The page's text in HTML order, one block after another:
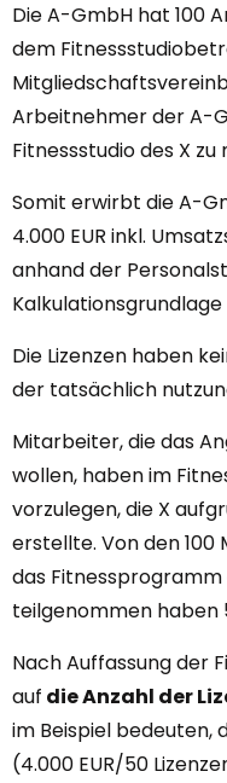
Die A-GmbH hat 100
dem
Arbeitnehmer der A-
Fitnessstudio des X zu
Somit erwirbt die A-
4.000 EUR inkl.
anhand der
Die Lizenzen haben
der tatsächlich
Mitarbeiter, die das
wollen, haben im
vorzulegen, die X
erstellte. Von den
das
teilgenommen haben
Nach Auffassung der
auf die Anzahl der
im Beispiel bedeuten,
(4.000 EUR/50